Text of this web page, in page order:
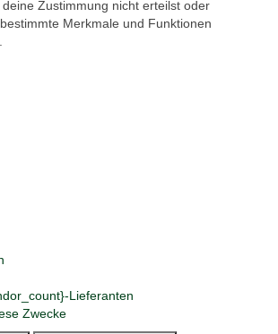
Zustimmung nicht erteilst oder
Merkmale und Funktionen
Lieferanten
Zwecke